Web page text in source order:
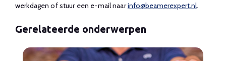
werkdagen of stuur een e-mail naarinfo@beamerexpert.nl.
Gerelateerde onderwerpen